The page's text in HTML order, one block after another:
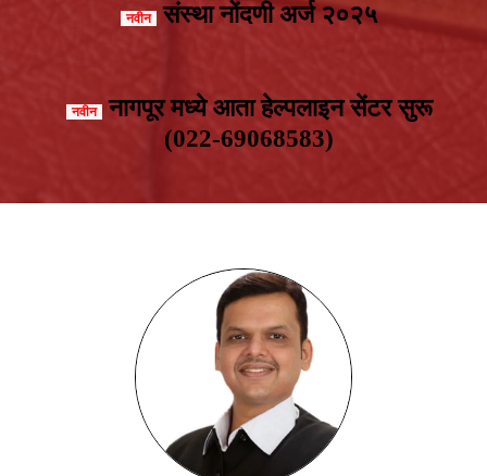
संस्था नोंदणी अर्ज २०२५
नागपूर मध्ये आता हेल्पलाइन सेंटर सुरू
(022-69068583)